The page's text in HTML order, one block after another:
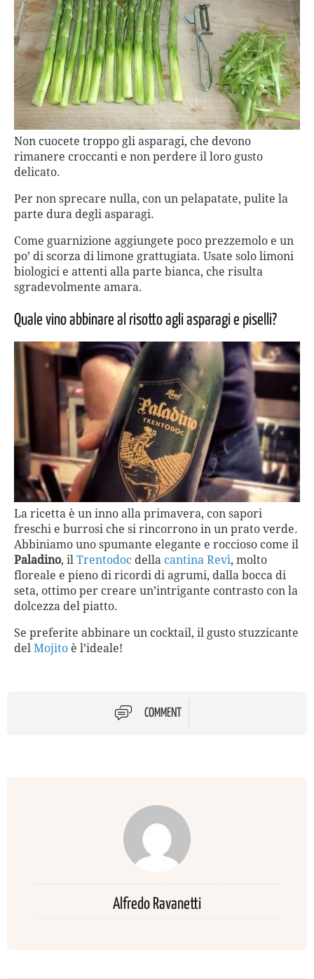
Non cuocete troppo gli asparagi, che devono
rimanere croccanti e non perdere il loro gusto
delicato.
Per non sprecare nulla, con un pelapatate, pulite la
parte dura degli asparagi.
Come guarnizione aggiungete poco prezzemolo e un
po’ di scorza di limone grattugiata. Usate solo limoni
biologici e attenti alla parte bianca, che risulta
sgradevolmente amara.
Quale vino abbinare al risotto agli asparagi e piselli?
La ricetta è un inno alla primavera, con sapori
freschi e burrosi che si rincorrono in un prato verde.
Abbiniamo uno spumante elegante e roccioso come il
Paladino, il Trentodoc della cantina Revì, molto
floreale e pieno di ricordi di agrumi, dalla bocca di
seta, ottimo per creare un’intrigante contrasto con la
dolcezza del piatto.
Se preferite abbinare un cocktail, il gusto stuzzicante
del Mojito è l’ideale!
COMMENT
Alfredo Ravanetti